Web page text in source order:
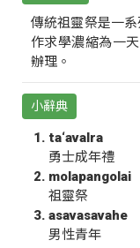
傳統祖靈祭是一
作求學濃縮為一
辦理。
小辭典
ta‘avalra
勇士成年禮
molapangolai
祖靈祭
asavasavahe
男性青年